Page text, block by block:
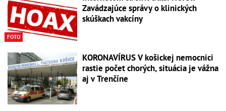
FOTO
Zavádzajúce správy o klinických
skúškach vakcíny
KORONAVÍRUS V košickej nemocnici
rastie počet chorých, situácia je vážna
aj v Trenčíne